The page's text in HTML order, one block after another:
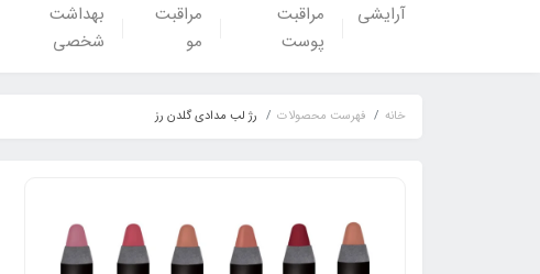
آرایشی
مراقبت
پوست
مراقبت
مو
بهداشت
شخصی
خانه فهرست محصولات رژ لب مدادی گلدن رز